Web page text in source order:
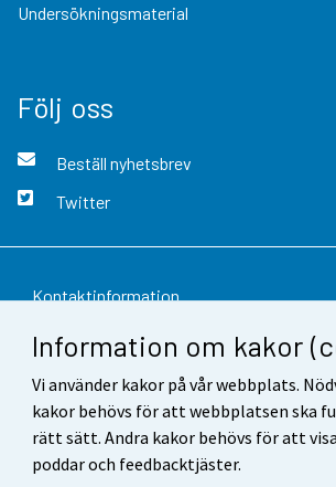
Information om kakor
Vi använder kakor på vår webbplats.
kakor behövs för att webbplatsen ska
rätt sätt. Andra kakor behövs för att
poddar och feedbacktjäster.
Undersökningsmaterial
Följ oss
Beställ nyhetsbrev
Twitter
Kontaktinformation
Respons
Användarvillkor
Dataskydd
Tillgänglighet